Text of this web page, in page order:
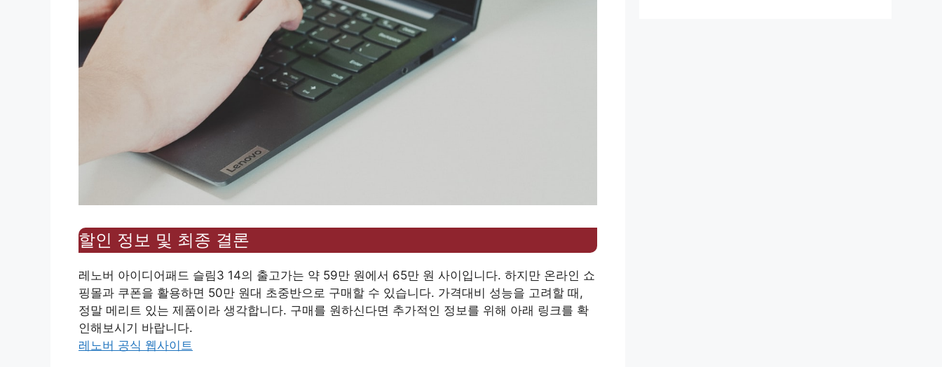
할인 정보 및 최종 결론
레노버 아이디어패드 슬림3 14의 출고가는 약 59만 원에서 65만 원 사이입니다. 하지만 온라인 쇼
핑몰과 쿠폰을 활용하면 50만 원대 초중반으로 구매할 수 있습니다. 가격대비 성능을 고려할 때,
정말 메리트 있는 제품이라 생각합니다. 구매를 원하신다면 추가적인 정보를 위해 아래 링크를 확
인해보시기 바랍니다.
레노버 공식 웹사이트